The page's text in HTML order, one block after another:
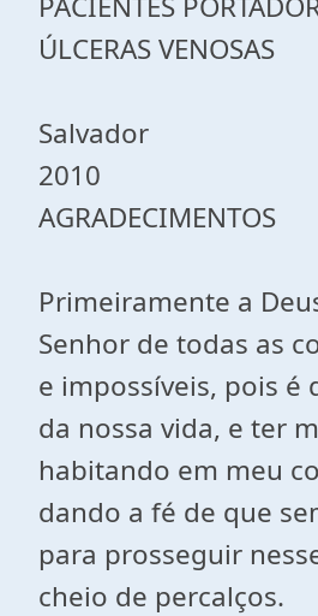
ÚLCERAS VENOSAS
Salvador
2010
AGRADECIMENTOS
Primeiramente a
Senhor de todas as
e impossíveis, pois é
da nossa vida, e ter
habitando em meu
dando a fé de que
para prosseguir
cheio de percalços.